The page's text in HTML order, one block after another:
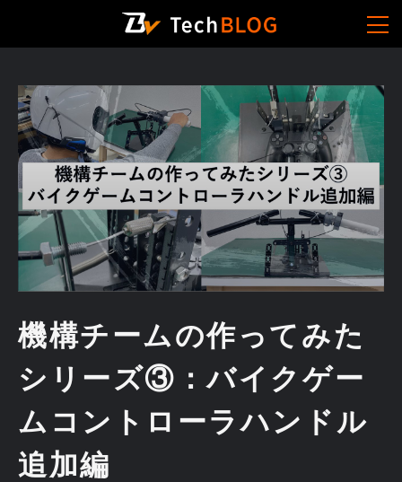
機構チームの作ってみた
シリーズ③：バイクゲー
ムコントローラハンドル
追加編